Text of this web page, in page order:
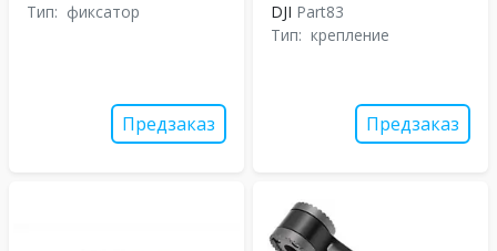
Тип: фиксатор
Предзаказ
DJI Part83
Тип: крепление
Предзаказ